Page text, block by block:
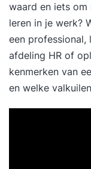
waard en iets
leren in je werk?
een professional,
afdeling HR of
kenmerken van
en welke